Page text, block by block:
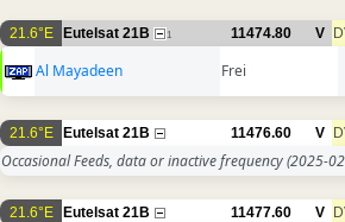
21.6°E Eutelsat 21B 1 11474.80 V
Al Mayadeen Frei
21.6°E Eutelsat 21B 11476.60 V
Occasional Feeds, data or inactive frequency(2025-
21.6°E Eutelsat 21B 11477.60 V